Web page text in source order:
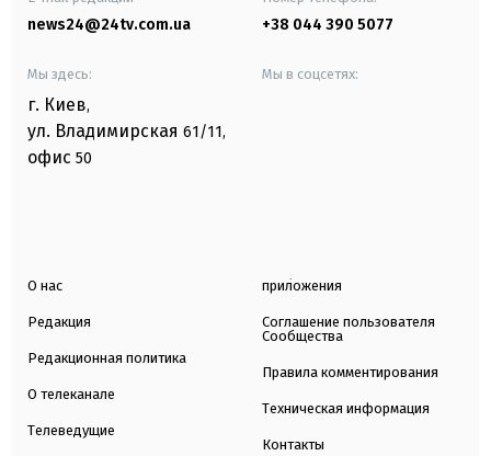
news24@24tv.com.ua +38 044 390 5077
Мы здесь:
г. Киев,
ул. Владимирская 61/11,
офис 50
Мы в соцсетях:
О нас
Редакция
Редакционная политика
О телеканале
Телеведущие
приложения
Соглашение пользователя
Сообщества
Правила комментирования
Техническая информация
Контакты